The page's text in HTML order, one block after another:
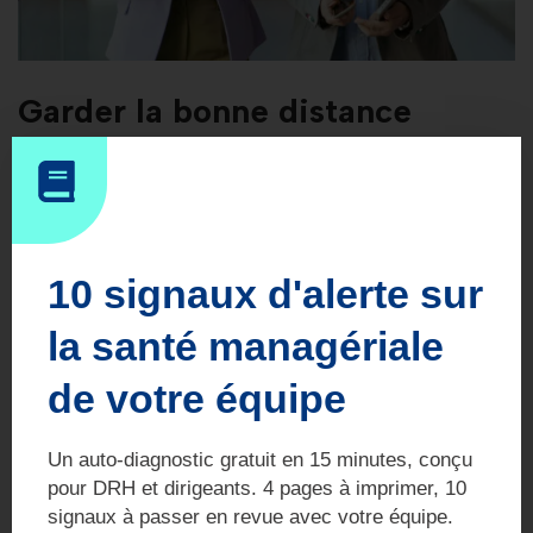
Garder la bonne distance
émotionnelle
Ne culpabilisez pas de mettre de la distance.
Trois règles concrètes :
Ne partagez plus certaines confidences personnelles.
Refusez gentiment les sollicitations ambigûes (repas à
deux, critiques sur les autres…)
Favorisez les activités collectives, pas les clans.
10 signaux d'alerte sur
la santé managériale
de votre équipe
Un auto-diagnostic gratuit en 15 minutes, conçu
pour DRH et dirigeants. 4 pages à imprimer, 10
signaux à passer en revue avec votre équipe.